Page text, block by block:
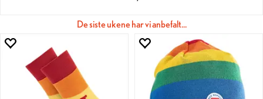
De siste ukene har vi anbefalt…